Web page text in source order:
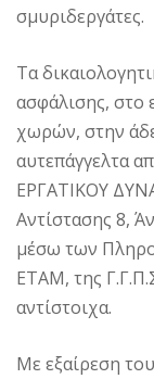
σµυριδεργάτες.
Τα
ασφάλισης, στο
χωρών, στην
αυτεπάγγελτα
ΕΡΓΑΤΙΚΟΥ
Αντίστασης 8,
µέσω των
ΕΤΑΜ, της
αντίστοιχα.
Με εξαίρεση